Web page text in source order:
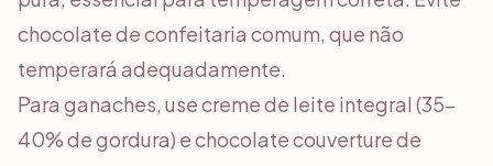
chocolate de confeitaria comum, que não
temperará adequadamente.
Para ganaches, use creme de leite integral (35-
40% de gordura) e chocolate couverture de